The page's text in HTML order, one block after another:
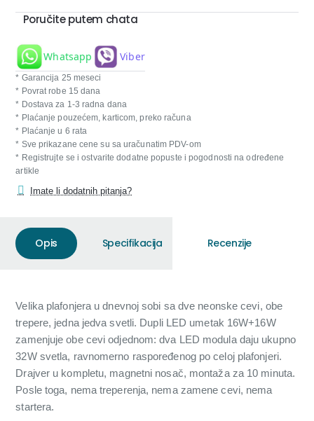
Poručite putem chata
Whatsapp Viber
* Garancija 25 meseci
* Povrat robe 15 dana
* Dostava za 1-3 radna dana
* Plaćanje pouzećem, karticom, preko računa
* Plaćanje u 6 rata
* Sve prikazane cene su sa uračunatim PDV-om
* Registrujte se i ostvarite dodatne popuste i pogodnosti na određene
artikle
Imate li dodatnih pitanja?
Opis Specifikacija Recenzije
Velika plafonjera u dnevnoj sobi sa dve neonske cevi, obe
trepere, jedna jedva svetli. Dupli LED umetak 16W+16W
zamenjuje obe cevi odjednom: dva LED modula daju ukupno
32W svetla, ravnomerno raspoređenog po celoj plafonjeri.
Drajver u kompletu, magnetni nosač, montaža za 10 minuta.
Posle toga, nema treperenja, nema zamene cevi, nema
startera.